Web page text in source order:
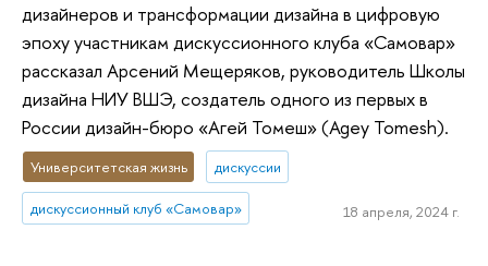
дизайнеров и трансформации дизайна в цифровую
эпоху участникам дискуссионного клуба «Самовар»
рассказал Арсений Мещеряков, руководитель Школы
дизайна НИУ ВШЭ, создатель одного из первых в
России дизайн-бюро «Агей Томеш» (Agey Tomesh).
Университетская жизнь дискуссии
дискуссионный клуб «Самовар» 18 апреля, 2024 г.